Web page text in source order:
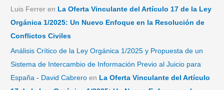
Luis Ferrer en La Oferta Vinculante del Artículo 17 de la Ley
Orgánica 1/2025: Un Nuevo Enfoque en la Resolución de
Conflictos Civiles
Análisis Crítico de la Ley Orgánica 1/2025 y Propuesta de un
Sistema de Intercambio de Información Previo al Juicio para
España - David Cabrero en La Oferta Vinculante del Artículo